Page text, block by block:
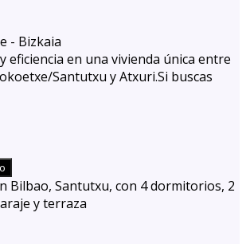
- Bizkaia
eficiencia en una vivienda única entre
Santutxu y Atxuri.Si buscas